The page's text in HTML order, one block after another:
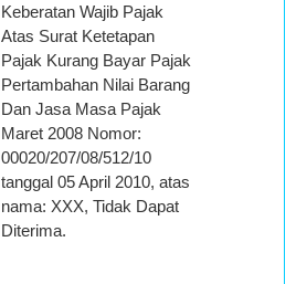
Keberatan Wajib Pajak
Atas Surat Ketetapan
Pajak Kurang Bayar Pajak
Pertambahan Nilai Barang
Dan Jasa Masa Pajak
Maret 2008 Nomor:
00020/207/08/512/10
tanggal 05 April 2010, atas
nama: XXX, Tidak Dapat
Diterima.